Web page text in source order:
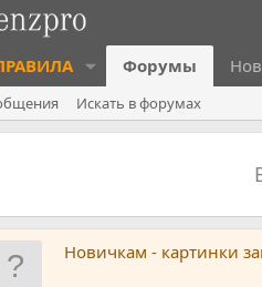
Форумы
Искать в форумах
Новичкам - картинки